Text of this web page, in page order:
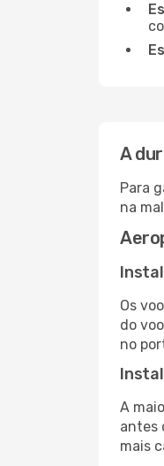
A
Para
na
Os
do
no
A
antes
mais